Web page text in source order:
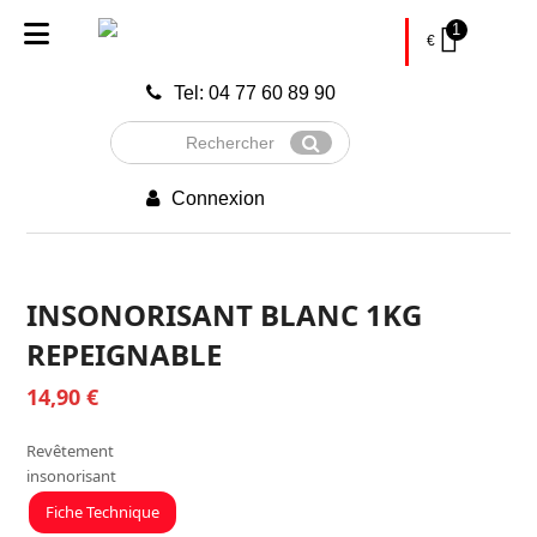
Tel: 04 77 60 89 90
Rechercher
Envoyer
Connexion
€
1
INSONORISANT BLANC 1KG
REPEIGNABLE
14,90€
Revêtement
insonorisant
Fiche Technique